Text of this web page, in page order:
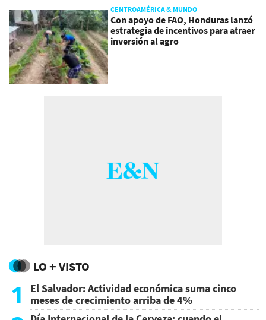
CENTROAMÉRICA & MUNDO
Con apoyo de FAO, Honduras lanzó
estrategia de incentivos para atraer
inversión al agro
LO + VISTO
1
El Salvador: Actividad económica suma cinco
meses de crecimiento arriba de 4%